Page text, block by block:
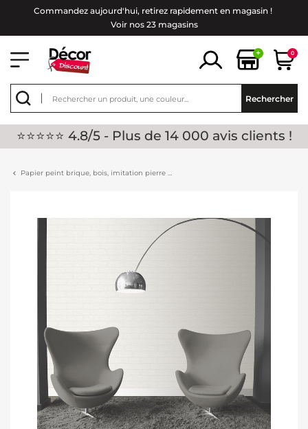
Commandez aujourd'hui, retirez rapidement en magasin !
Voir nos 23 magasins
+ 0
Rechercher
⭐⭐⭐⭐⭐ 4.8/5 - Plus de 14 000 avis clients !
Papier peint brique, bois, imitation pierre …